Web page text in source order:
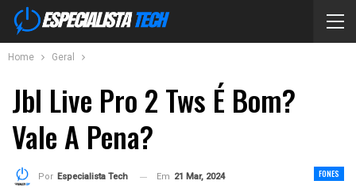
Home Geral
Jbl Live Pro 2 Tws É Bom?
Vale A Pena?
FONES
Por Especialista Tech Em 21 Mar, 2024